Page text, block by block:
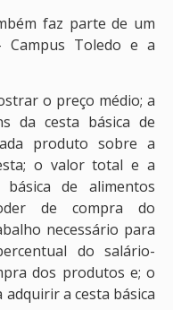
faz parte de um
Toledo e a
o preço médio; a
da cesta básica de
produto sobre a
o valor total e a
de alimentos
de compra do
necessário para
do salário-
dos produtos e; o
a cesta básica